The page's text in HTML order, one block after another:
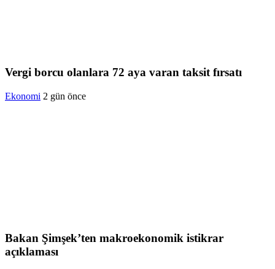
Vergi borcu olanlara 72 aya varan taksit fırsatı
Ekonomi 2 gün önce
Bakan Şimşek’ten makroekonomik istikrar
açıklaması